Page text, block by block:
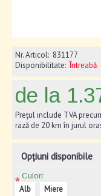
Nr. Articol: 831177
Disponibilitate: Întreabă
de la
Prețul include TVA
rază de 20 km în jurul
Opțiuni disponibile
* Culori:
Alb Miere